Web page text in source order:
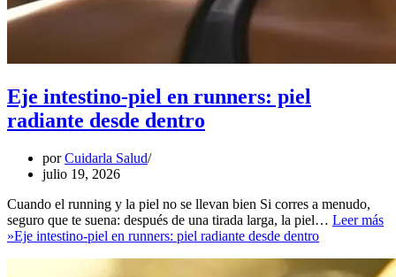
Eje intestino-piel en runners: piel
radiante desde dentro
porCuidarla Salud
julio 19, 2026
Cuando el running y la piel no se llevan bien Si corres a menudo,
seguro que te suena: después de una tirada larga, la piel… Leer más
»Eje intestino-piel en runners: piel radiante desde dentro